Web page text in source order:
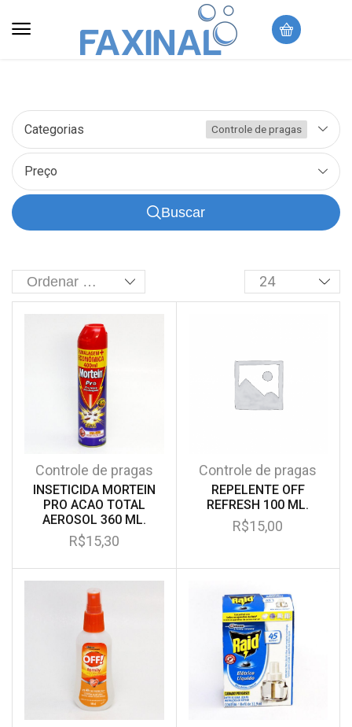
Categorias Controle de pragas
Preço
Buscar
Controle de pragas
INSETICIDA MORTEIN
PRO ACAO TOTAL
AEROSOL 360 ML.
R$15,30
Controle de pragas
REPELENTE OFF
REFRESH 100 ML.
R$15,00